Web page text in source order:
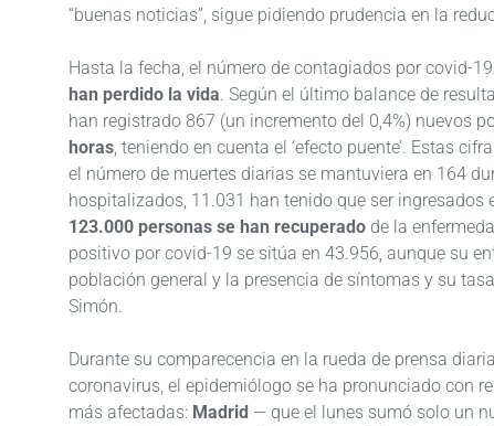
“buenas noticias”, sigue pidiendo prudencia en la
Hasta la fecha, el número de contagiados por covid-
han perdido la vida. Según el último balance de
han registrado 867 (un incremento del 0,4%) nuevos
horas, teniendo en cuenta el ‘efecto puente’. Estas
el número de muertes diarias se mantuviera en 164
hospitalizados, 11.031 han tenido que ser ingresados
123.000 personas se han recuperado de la
positivo por covid-19 se sitúa en 43.956, aunque su
población general y la presencia de síntomas y su
Simón.
Durante su comparecencia en la rueda de prensa
coronavirus, el epidemiólogo se ha pronunciado con
más afectadas: Madrid — que el lunes sumó solo un